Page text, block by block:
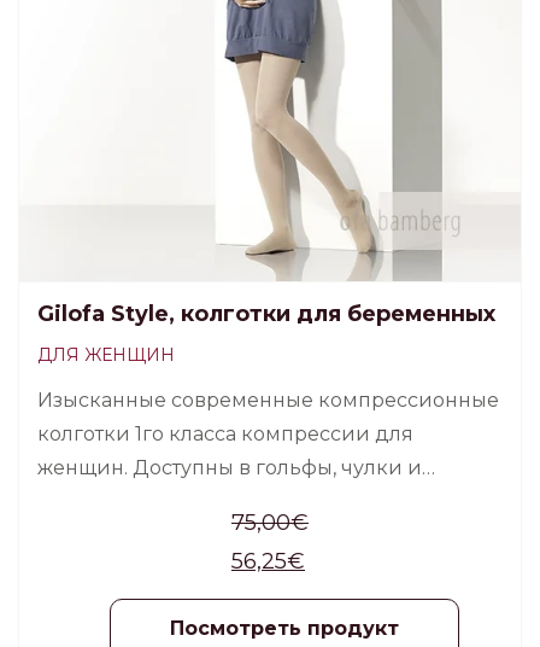
Gilofa Style, колготки для беременных
ДЛЯ ЖЕНЩИН
Изысканные современные компрессионные
колготки 1го класса компрессии для
женщин. Доступны в гольфы, чулки и
75,00€
56,25€
Посмотреть продукт